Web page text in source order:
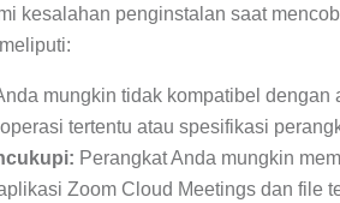
kesalahan penginstalan saat
mungkin tidak kompatibel dengan
tertentu atau spesifikasi
Perangkat Anda mungkin
Zoom Cloud Meetings dan file